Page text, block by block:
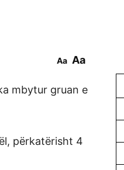
Aa Aa
mbytur gruan e
përkatërisht 4